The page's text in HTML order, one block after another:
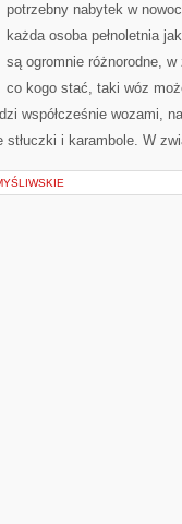
potrzebny nabytek w
każda osoba pełnoletnia
są ogromnie różnorodne,
co kogo stać, taki wóz
współcześnie wozami,
stłuczki i karambole. W